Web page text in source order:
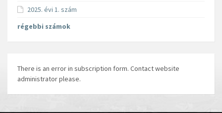
2025. évi 1. szám
régebbi számok
There is an error in subscription form. Contact website
administrator please.